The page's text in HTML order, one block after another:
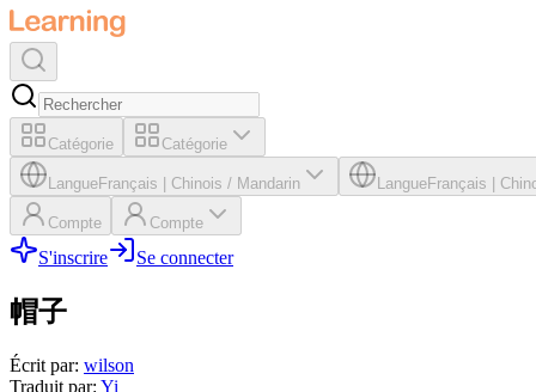
Catégorie Catégorie
LangueFrançais Chinois / Mandarin LangueFrançais
Compte Compte
S'inscrire Se connecter
帽子
Écrit par: wilson
Traduit par: Yi